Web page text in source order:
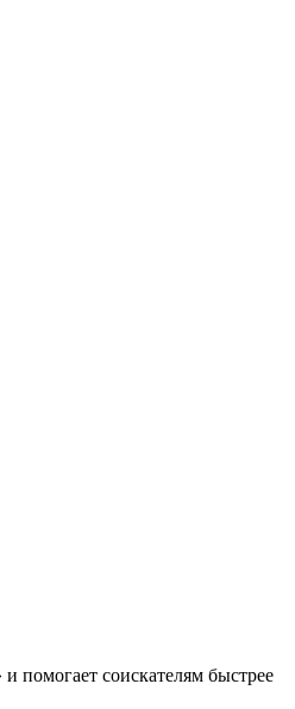
соискателям быстрее